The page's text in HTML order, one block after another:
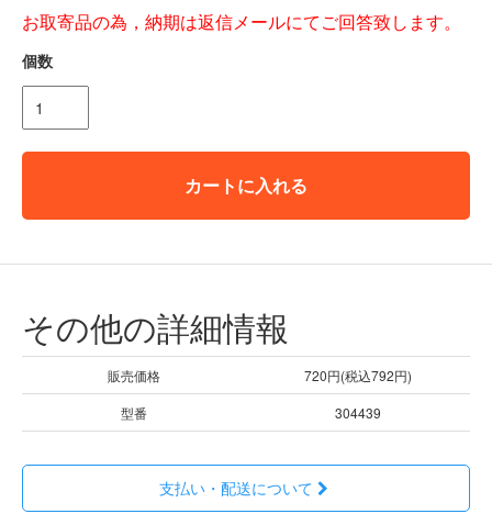
お取寄品の為，納期は返信メールにてご回答致します。
個数
カートに入れる
その他の詳細情報
販売価格
720円(税込792円)
型番
304439
支払い・配送について